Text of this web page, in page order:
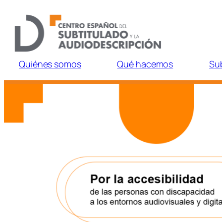
contenido
Quiénes somos Qué hacemos